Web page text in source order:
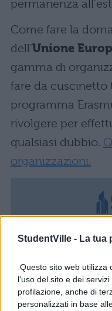
StudentVille - La tua
Questo sito web utilizza
l'uso del sito e dei
profilazione, anche di
personalizzati in base
permanenza
Come fare la
dell'Unione
gamma di
fare da cuscinetto
programma
rivolgere per
qualsiasi dubbio.
organizzazioni.